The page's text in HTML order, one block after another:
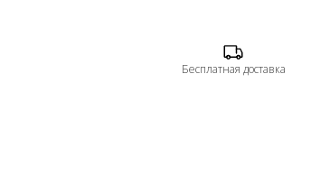
Бесплатная доставка